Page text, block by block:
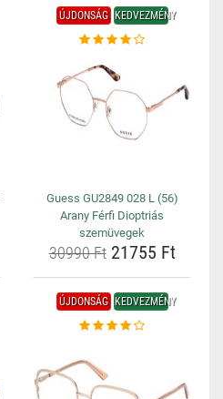
ÚJDONSÁG KEDVEZMÉNY
Guess GU2849 028 L (56)
Arany Férfi Dioptriás
szemüvegek
30990 Ft21755 Ft
ÚJDONSÁG KEDVEZMÉNY